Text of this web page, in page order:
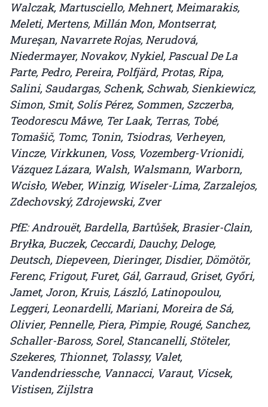
Walczak, Martusciello, Mehnert, Meimarakis,
Meleti, Mertens, Millán Mon, Montserrat,
Mureşan, Navarrete Rojas, Nerudová,
Niedermayer, Novakov, Nykiel, Pascual De La
Parte, Pedro, Pereira, Polfjärd, Protas, Ripa,
Salini, Saudargas, Schenk, Schwab, Sienkiewicz,
Simon, Smit, Solís Pérez, Sommen, Szczerba,
Teodorescu Måwe, Ter Laak, Terras, Tobé,
Tomašič, Tomc, Tonin, Tsiodras, Verheyen,
Vincze, Virkkunen, Voss, Vozemberg-Vrionidi,
Vázquez Lázara, Walsh, Walsmann, Warborn,
Wcisło, Weber, Winzig, Wiseler-Lima, Zarzalejos,
Zdechovský, Zdrojewski, Zver
PfE: Androuët, Bardella, Bartůšek, Brasier-Clain,
Bryłka, Buczek, Ceccardi, Dauchy, Deloge,
Deutsch, Diepeveen, Dieringer, Disdier, Dömötör,
Ferenc, Frigout, Furet, Gál, Garraud, Griset, Győri,
Jamet, Joron, Kruis, László, Latinopoulou,
Leggeri, Leonardelli, Mariani, Moreira de Sá,
Olivier, Pennelle, Piera, Pimpie, Rougé, Sanchez,
Schaller-Baross, Sorel, Stancanelli, Stöteler,
Szekeres, Thionnet, Tolassy, Valet,
Vandendriessche, Vannacci, Varaut, Vicsek,
Vistisen, Zijlstra